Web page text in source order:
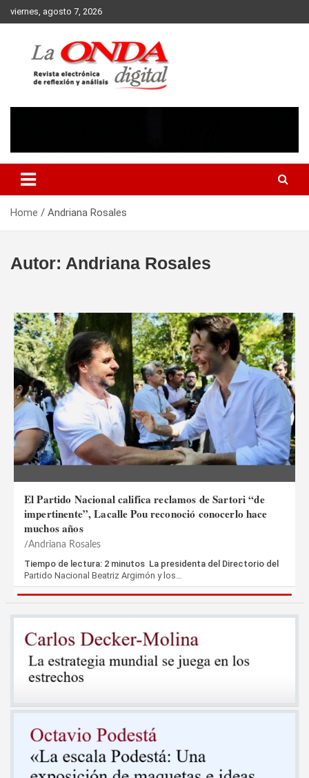
Skip
to
viernes, agosto 7, 2026
Home Andriana Rosales
Autor: Andriana Rosales
El Partido Nacional califica reclamos de Sartori “de
impertinente”, Lacalle Pou reconoció conocerlo hace
muchos años
Andriana Rosales
Tiempo de lectura: 2 minutos La presidenta del Directorio del
Partido Nacional Beatriz Argimón y los…